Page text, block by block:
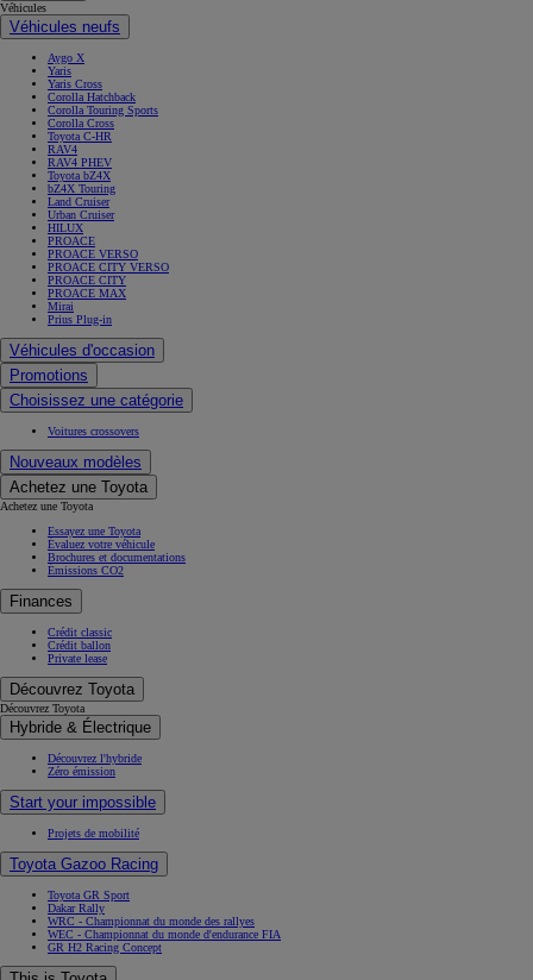
Véhicules
Véhicules neufs
Aygo X
Yaris
Yaris Cross
Corolla Hatchback
Corolla Touring Sports
Corolla Cross
Toyota C-HR
RAV4
RAV4 PHEV
Toyota bZ4X
bZ4X Touring
Land Cruiser
Urban Cruiser
HILUX
PROACE
PROACE VERSO
PROACE CITY VERSO
PROACE CITY
PROACE MAX
Mirai
Prius Plug-in
Véhicules d'occasion
Promotions
Choisissez une catégorie
Voitures crossovers
Nouveaux modèles
Achetez une Toyota
Achetez une Toyota
Essayez une Toyota
Évaluez votre véhicule
Brochures et documentations
Émissions CO2
Finances
Crédit classic
Crédit ballon
Private lease
Découvrez Toyota
Découvrez Toyota
Hybride & Électrique
Découvrez l'hybride
Zéro émission
Start your impossible
Projets de mobilité
Toyota Gazoo Racing
Toyota GR Sport
Dakar Rally
WRC - Championnat du monde des rallyes
WEC - Championnat du monde d'endurance FIA
GR H2 Racing Concept